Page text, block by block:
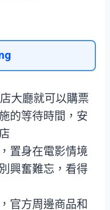
大廳就可以購票
的等待時間，安
，置身在電影情境
興奮難忘，看得
官方周邊商品和